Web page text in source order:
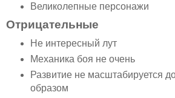
Великолепные персонажи
Отрицательные
Не интересный лут
Механика боя не очень
Развитие не масштабируется
образом